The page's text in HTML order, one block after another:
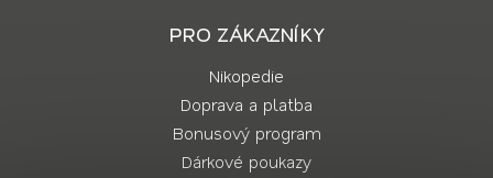
PRO ZÁKAZNÍKY
Nikopedie
Doprava a platba
Bonusový program
Dárkové poukazy